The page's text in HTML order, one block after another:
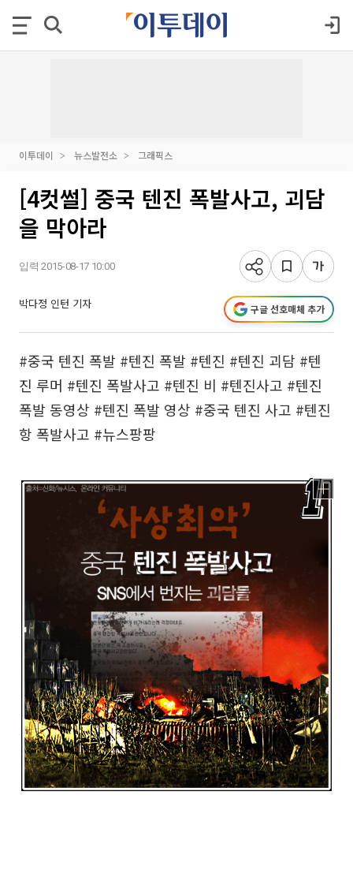
이투데이 뉴스발전소 그래픽스
[4컷썰] 중국 텐진 폭발사고, 괴담
을 막아라
입력 2015-08-17 10:00
박다정 인턴 기자 구글 선호매체 추가
#중국 텐진 폭발 #텐진 폭발 #텐진 #텐진 괴담 #텐
진 루머 #텐진 폭발사고 #텐진 비 #텐진사고 #텐진
폭발 동영상 #텐진 폭발 영상 #중국 텐진 사고 #텐진
항 폭발사고 #뉴스팡팡